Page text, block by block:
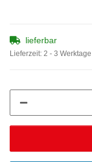
lieferbar
Lieferzeit: 2 - 3 Werktage